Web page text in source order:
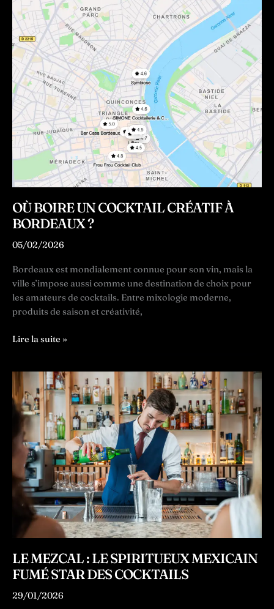
Flots
le
soir
à
Bordeaux
?
Nos
meilleures
adresses
pour
une
réussie
25
ans
OÙ BOIRE UN COCKTAIL CRÉATIF À
BORDEAUX ?
05/02/2026
Bordeaux est mondialement connue pour son vin, mais la
ville s’impose aussi comme une destination de choix pour
les amateurs de cocktails. Entre mixologie moderne,
produits de saison et créativité,
Où
cocktail
créatif
à
Bordeaux
?
Lire la suite »
LE MEZCAL : LE SPIRITUEUX MEXICAIN
FUMÉ STAR DES COCKTAILS
29/01/2026